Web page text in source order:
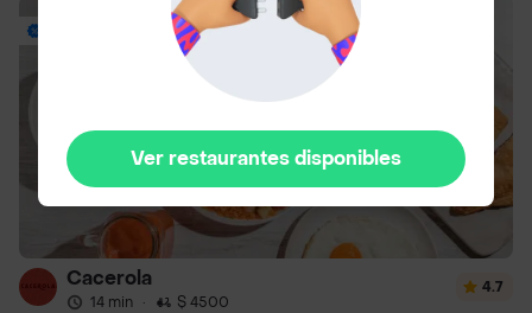
Cacerola
14 min · $ 4500
4.7
Ver restaurantes disponibles